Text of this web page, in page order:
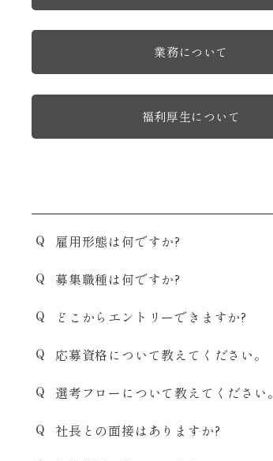
業務について
福利厚生について
雇用形態は何ですか?
募集職種は何ですか?
どこからエントリーできますか?
応募資格について教えてください。
選考フローについて教えてください。
社長との面接はありますか?